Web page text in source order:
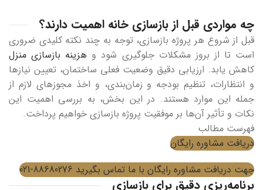
چه مواردی قبل از بازسازی خانه اهمیت دارند؟
قبل از شروع هر پروژه بازسازی، توجه به چند نکته کلیدی ضروری
است تا از بروز مشکلات جلوگیری شود و هزینه بازسازی منزل
کاهش یابد. ارزیابی دقیق وضعیت فعلی ساختمان، تعیین نیازها
و انتظارات، تنظیم بودجه و زمان‌بندی، و اخذ مجوزهای لازم از
جمله این موارد هستند. در این بخش، به بررسی اهمیت این
نکات و تأثیر آن‌ها بر موفقیت پروژه بازسازی خواهیم پرداخت.
فهرست مطالب
دریافت مشاوره رایگان
جهت دریافت مشاوره رایگان با ما تماس بگیرید 88680276-021
برنامه‌ریزی دقیق برای بازسازی